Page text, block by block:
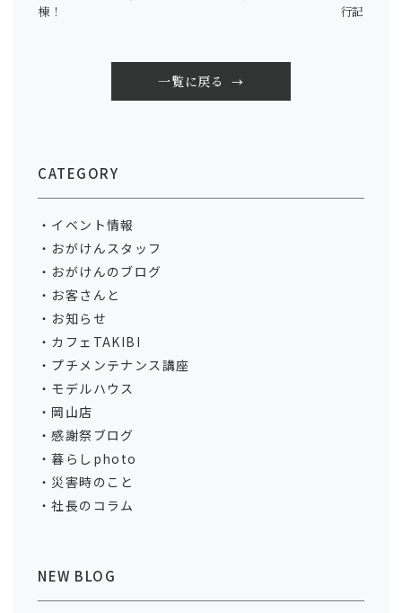
棟！
一覧に戻る
行記
CATEGORY
イベント情報
おがけんスタッフ
おがけんのブログ
お客さんと
お知らせ
カフェTAKIBI
プチメンテナンス講座
モデルハウス
岡山店
感謝祭ブログ
暮らしphoto
災害時のこと
社長のコラム
NEW BLOG